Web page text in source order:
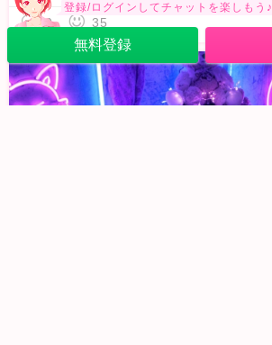
登録/ログインしてチャットを楽しもう♪
無料登録
0 35